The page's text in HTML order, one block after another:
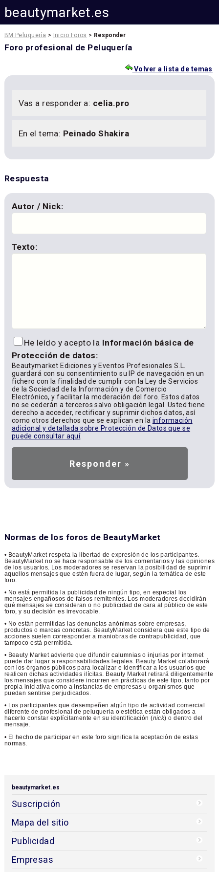
beautymarket.es
BM Peluquería > Inicio Foros > Responder
Foro profesional de Peluquería
Volver a lista de temas
Vas a responder a: celia.pro
En el tema: Peinado Shakira
Respuesta
Autor / Nick:
Texto:
He leído y acepto la Información básica de
Protección de datos:
Beautymarket Ediciones y Eventos Profesionales S.L.
guardará con su consentimiento su IP de navegación en un
fichero con la finalidad de cumplir con la Ley de Servicios
de la Sociedad de la Información y de Comercio
Electrónico, y facilitar la moderación del foro. Estos datos
no se cederán a terceros salvo obligación legal. Usted tiene
derecho a acceder, rectificar y suprimir dichos datos, así
como otros derechos que se explican en la información
adicional y detallada sobre Protección de Datos que se
puede consultar aquí.
Normas de los foros de BeautyMarket
• BeautyMarket respeta la libertad de expresión de los participantes.
BeautyMarket no se hace responsable de los comentarios y las opiniones
de los usuarios. Los moderadores se reservan la posibilidad de suprimir
aquellos mensajes que estén fuera de lugar, según la temática de este
foro.
• No está permitida la publicidad de ningún tipo, en especial los
mensajes engañosos de falsos remitentes. Los moderadores decidirán
qué mensajes se consideran o no publicidad de cara al público de este
foro, y su decisión es irrevocable.
• No están permitidas las denuncias anónimas sobre empresas,
productos o marcas concretas. BeautyMarket considera que este tipo de
acciones suelen corresponder a maniobras de contrapublicidad, que
tampoco está permitida.
• Beauty Market advierte que difundir calumnias o injurias por internet
puede dar lugar a responsabilidades legales. Beauty Market colaborará
con los órganos públicos para localizar e identificar a los usuarios que
realicen dichas actividades ilícitas. Beauty Market retirará diligentemente
los mensajes que considere incurren en prácticas de este tipo, tanto por
propia iniciativa como a instancias de empresas u organismos que
puedan sentirse perjudicados.
• Los participantes que desempeñen algún tipo de actividad comercial
diferente de profesional de peluquería o estética están obligados a
hacerlo constar explícitamente en su identificación (nick) o dentro del
mensaje.
• El hecho de participar en este foro significa la aceptación de estas
normas.
beautymarket.es
Suscripción
Mapa del sitio
Publicidad
Empresas